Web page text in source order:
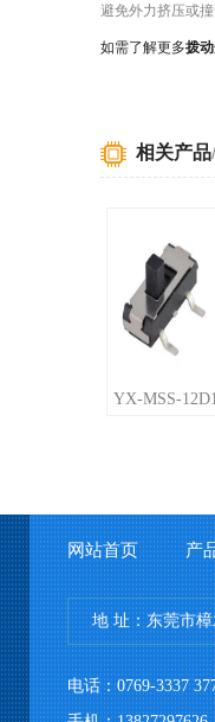
避免外力挤压或
如需了解更多拨
相关产品
YX-MSS-
网站首页 产
地 址：东莞市
电话：0769-3337